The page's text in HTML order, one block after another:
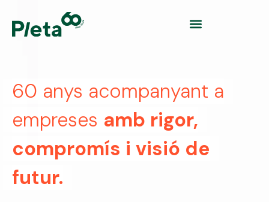
60 anys acompanyant a
empreses amb rigor,
compromís i visió de
futur.